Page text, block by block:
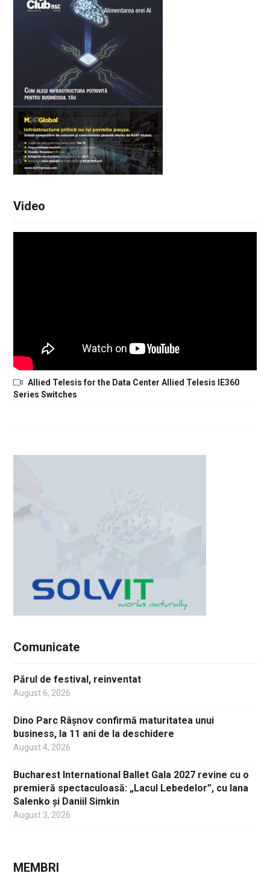
Video
Allied Telesis for the Data Center Allied Telesis IE360
Series Switches
Comunicate
Părul de festival, reinventat
August 6, 2026
Dino Parc Râșnov confirmă maturitatea unui
business, la 11 ani de la deschidere
August 4, 2026
Bucharest International Ballet Gala 2027 revine cu o
premieră spectaculoasă: „Lacul Lebedelor”, cu Iana
Salenko și Daniil Simkin
August 3, 2026
MEMBRI